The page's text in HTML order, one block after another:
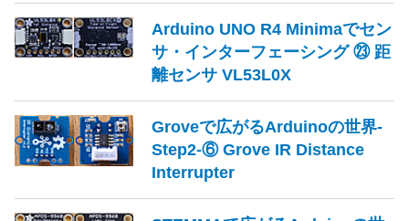
Arduino UNO R4 Minimaでセン
サ・インターフェーシング ㉓ 距
離センサ VL53L0X
Groveで広がるArduinoの世界-
Step2-⑥ Grove IR Distance
Interrupter